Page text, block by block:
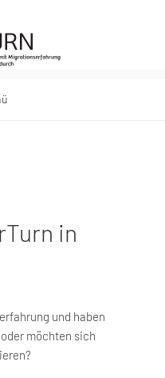
in
und haben
möchten sich